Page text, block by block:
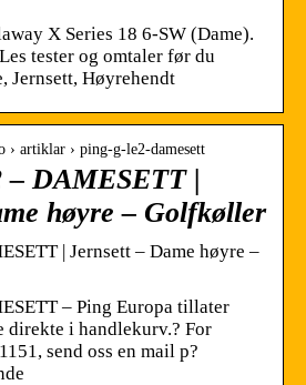
X Series 18 6-SW (Dame).
tester og omtaler før du
Jernsett, Høyrehendt
artiklar › ping-g-le2-damesett
DAMESETT |
høyre – Golfkøller
| Jernsett – Dame høyre –
– Ping Europa tillater
direkte i handlekurv.? For
send oss en mail p?